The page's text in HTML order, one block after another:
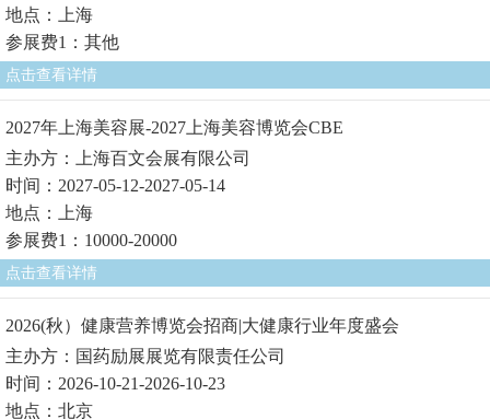
地点：上海
参展费1：其他
点击查看详情
2027年上海美容展-2027上海美容博览会CBE
主办方：上海百文会展有限公司
时间：2027-05-12-2027-05-14
地点：上海
参展费1：10000-20000
点击查看详情
2026(秋）健康营养博览会招商|大健康行业年度盛会
主办方：国药励展展览有限责任公司
时间：2026-10-21-2026-10-23
地点：北京